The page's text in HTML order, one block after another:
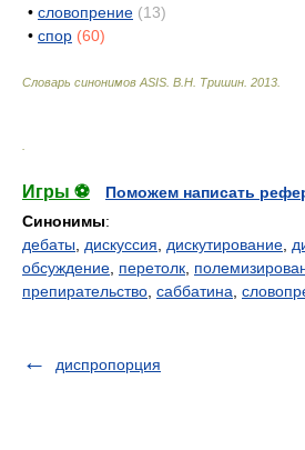
• словопрение (13)
• спор (60)
Словарь синонимов ASIS. В.Н. Тришин 2013
Игры ⚽
Поможем написать
Синонимы:
дебаты
дискуссия дискутирование
обсуждение перетолк
препирательство саббатина
диспропорция